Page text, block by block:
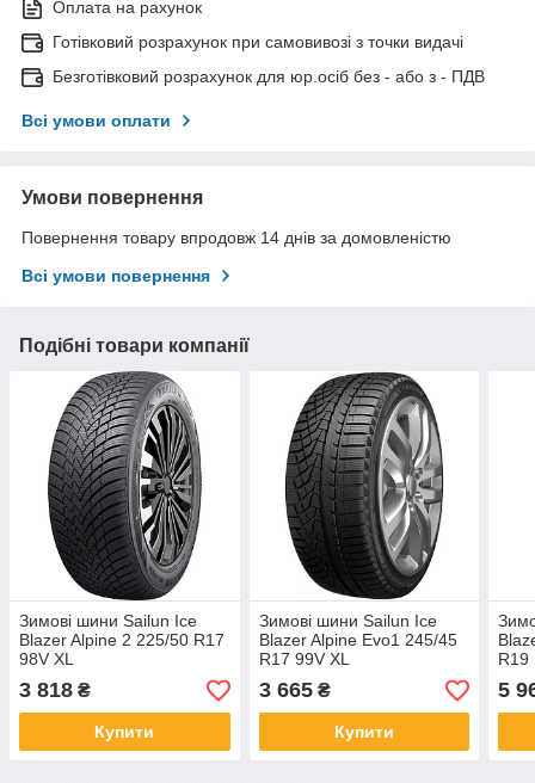
Оплата на рахунок
Готівковий розрахунок при самовивозі з точки видачі
Безготівковий розрахунок для юр.осіб без - або з - ПДВ
Всі умови оплати
Умови повернення
Повернення товару впродовж 14 днів за домовленістю
Всі умови повернення
Подібні товари компанії
Зимові шини Sailun Ice
Blazer Alpine 2 225/50 R17
98V XL
3 818 ₴
Купити
Зимові шини Sailun Ice
Blazer Alpine Evo1 245/45
R17 99V XL
3 665₴
Купити
R19
5